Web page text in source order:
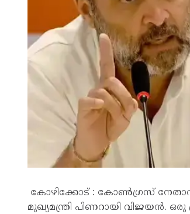
കോഴിക്കോട് : കോൺഗ്രസ് നേതാവ്
മുഖ്യമന്ത്രി പിണറായി വിജയൻ.